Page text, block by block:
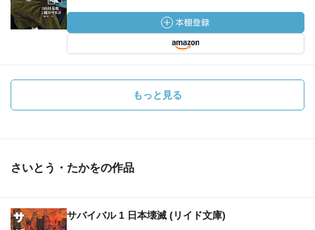
もっと見る
さいとう・たかをの作品
サバイバル 1 日本壊滅 (リイド文庫)